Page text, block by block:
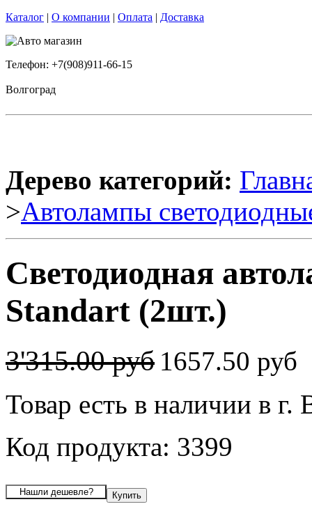
Каталог | О компании | Оплата | Доставка
Телефон: +7(908)911-66-15
Волгоград
Дерево категорий:
>Автолампы
Светодиодная
Standart (2шт.)
3'315.00 руб 1657.50 руб
Товар есть в наличии в г.
Код продукта: 3399